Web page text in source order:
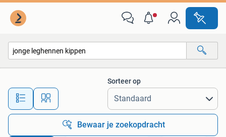
Alle afstanden…
Sorteer op
Bewaar je zoekopdracht